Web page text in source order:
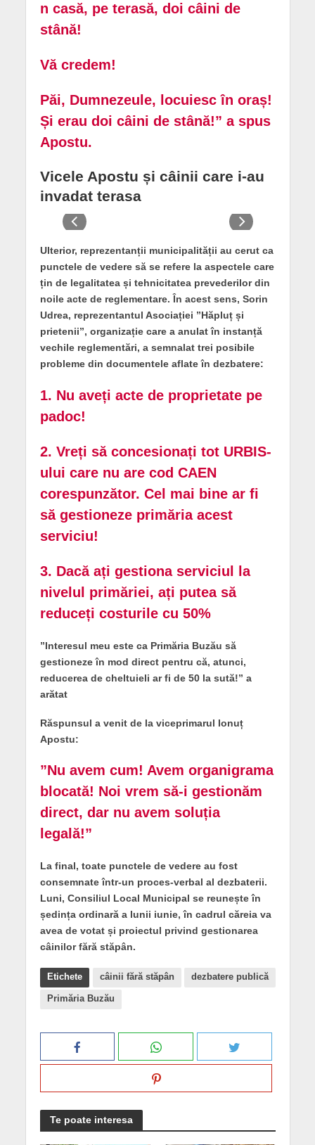
n casă, pe terasă, doi câini de
stână!
Vă credem!
Păi, Dumnezeule, locuiesc în oraș!
Și erau doi câini de stână!” a spus
Apostu.
Vicele Apostu și câinii care i-au
invadat terasa
Ulterior, reprezentanții municipalității au cerut ca
punctele de vedere să se refere la aspectele care
țin de legalitatea și tehnicitatea prevederilor din
noile acte de reglementare. În acest sens, Sorin
Udrea, reprezentantul Asociației ”Hăpluț și
prietenii”, organizație care a anulat în instanță
vechile reglementări, a semnalat trei posibile
probleme din documentele aflate în dezbatere:
1. Nu aveți acte de proprietate pe
padoc!
2. Vreți să concesionați tot URBIS-
ului care nu are cod CAEN
corespunzător. Cel mai bine ar fi
să gestioneze primăria acest
serviciu!
3. Dacă ați gestiona serviciul la
nivelul primăriei, ați putea să
reduceți costurile cu 50%
”Interesul meu este ca Primăria Buzău să
gestioneze în mod direct pentru că, atunci,
reducerea de cheltuieli ar fi de 50 la sută!” a
arătat
Răspunsul a venit de la viceprimarul Ionuț
Apostu:
”Nu avem cum! Avem organigrama
blocată! Noi vrem să-i gestionăm
direct, dar nu avem soluția
legală!”
La final, toate punctele de vedere au fost
consemnate într-un proces-verbal al dezbaterii.
Luni, Consiliul Local Municipal se reunește în
ședința ordinară a lunii iunie, în cadrul căreia va
avea de votat și proiectul privind gestionarea
câinilor fără stăpân.
Etichete câinii fără stăpân dezbatere publică
Primăria Buzău
Te poate interesa